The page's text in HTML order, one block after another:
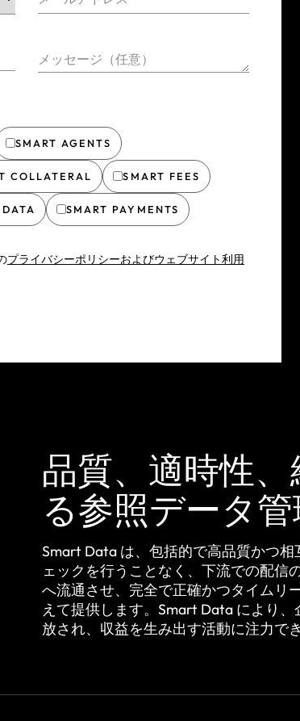
メッセージ（任意）
SMART AGENTS
COLLATERAL SMART FEES
SMART PAYMENTS
プライバシーポリシーおよびウェブサイト利用
品質、適時性
る参照データ管
Smart Data は、包括的で高品質かつ
ェックを行うことなく、下流での配信
へ流通させ、完全で正確かつタイムリ
えて提供します。Smart Data により
放され、収益を生み出す活動に注力でき